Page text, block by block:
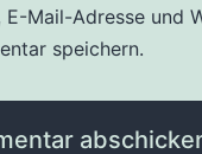
E-Mail-Adresse und
speichern.